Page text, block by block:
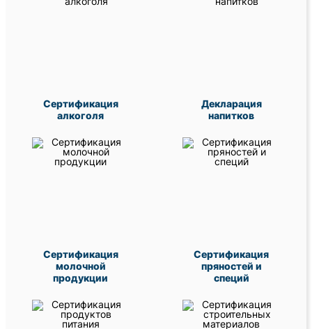
Сертификация
алкоголя
Декларация
напитков
Сертификация
молочной
продукции
Сертификация
пряностей и
специй